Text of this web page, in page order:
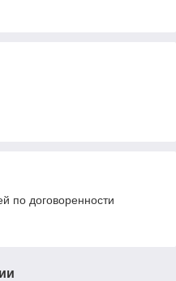
по договоренности